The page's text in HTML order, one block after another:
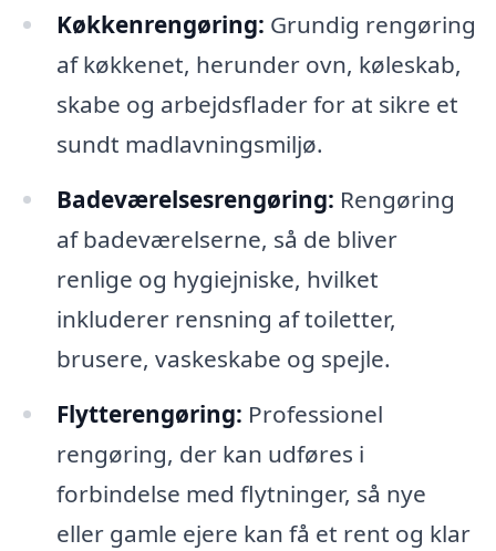
Køkkenrengøring: Grundig rengøring
af køkkenet, herunder ovn, køleskab,
skabe og arbejdsflader for at sikre et
sundt madlavningsmiljø.
Badeværelsesrengøring: Rengøring
af badeværelserne, så de bliver
renlige og hygiejniske, hvilket
inkluderer rensning af toiletter,
brusere, vaskeskabe og spejle.
Flytterengøring: Professionel
rengøring, der kan udføres i
forbindelse med flytninger, så nye
eller gamle ejere kan få et rent og klar